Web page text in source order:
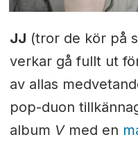
JJ (tror de kör på
verkar gå fullt ut
av allas
pop-duon
album Vmed en